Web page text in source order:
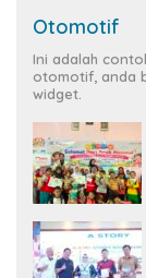
Otomotif
Ini adalah
otomotif, anda
widget.